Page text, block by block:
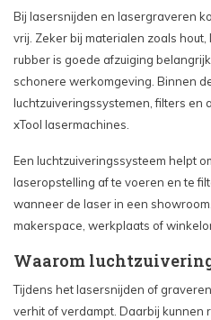
Bij lasersnijden en lasergraveren
vrij. Zeker bij materialen zoals hout,
rubber is goede afzuiging
schonere werkomgeving. Binnen
luchtzuiveringssystemen, filters en
xTool lasermachines.
Een luchtzuiveringssysteem helpt
laseropstelling af te voeren en te
wanneer de laser in een
makerspace, werkplaats of
Waarom
Tijdens het lasersnijden of
verhit of verdampt. Daarbij kunnen